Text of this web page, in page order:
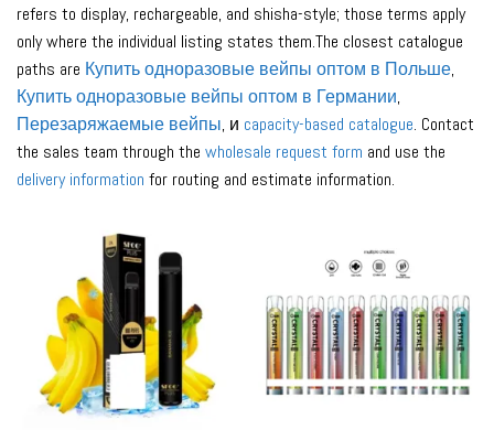
refers to display, rechargeable, and shisha-style; those terms apply
only where the individual listing states them.The closest catalogue
paths are Купить одноразовые вейпы оптом в Польше,
Купить одноразовые вейпы оптом в Германии,
Перезаряжаемые вейпы, и capacity-based catalogue. Contact
the sales team through the wholesale request form and use the
delivery information for routing and estimate information.